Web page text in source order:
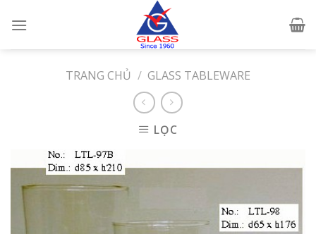
TRANG CHỦ / GLASS TABLEWARE
LỌC